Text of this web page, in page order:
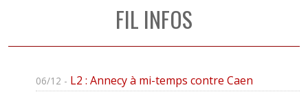
FIL INFOS
06/12 - L2 : Annecy à mi-temps contre Caen